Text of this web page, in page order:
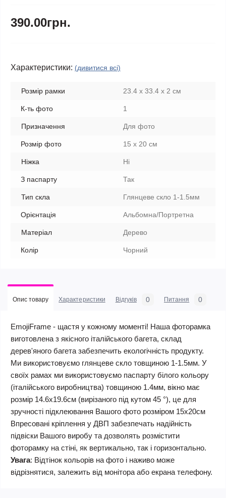
390.00грн.
Характеристики: (дивитися всі)
Розмір рамки 23.4 х 33.4 х 2 см
К-ть фото 1
Призначення Для фото
Розмір фото 15 х 20 см
Ніжка Ні
З паспарту Так
Тип скла Глянцеве скло 1-1.5мм
Орієнтація Альбомна/Портретна
Матеріал Дерево
Колір Чорний
Опис товару Характеристики Відгуків 0 Питання 0
EmojiFrame - щастя у кожному моменті! Наша фоторамка
виготовлена з якісного італійського багета, склад
дерев'яного багета забезпечить екологічність продукту.
Ми використовуємо глянцеве скло товщиною 1-1.5мм. У
своїх рамах ми використовуємо паспарту білого кольору
(італійського виробництва) товщиною 1.4мм, вікно має
розмір 14.6х19.6см (вирізаного під кутом 45 °), це для
зручності підклеювання Вашого фото розміром 15х20см
Впресовані кріплення у ДВП забезпечать надійність
підвіски Вашого виробу та дозволять розмістити
фоторамку на стіні, як вертикально, так і горизонтально.
Увага: Відтінок кольорів на фото і наживо може
відрізнятися, залежить від монітора або екрана телефону.